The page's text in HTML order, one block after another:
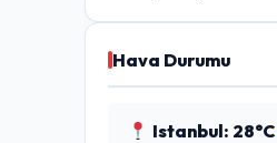
Hava Durumu
Istanbul: 28°C